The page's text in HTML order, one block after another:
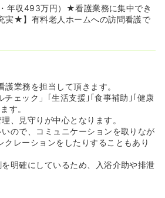
心です♪
魅力が盛り沢山です》
確に分けており、看護師さんにとっ
境です。
た同社だからこそ、ご利用者様やご
介護業界内でも随一の丁寧さです。
とりもスムーズであり、社内外に対
ュ二ケーションが取れる環境といえ
制が充実しています。
康管理は、関連会社である医療法人
、月2回の訪問診療と24時間緊急対
契約をしております。そのほかに
ご利用者様に届けていただけるの
年収493万円）★看護業務に集中でき
実★】有料老人ホームへの訪問看護で
業務を担当して頂きます。
チェック」｢生活支援｣｢食事補助｣｢健康
す。
、見守りが中心となります。
ので、コミュニケーションを取りなが
クレーションをしたりすることもあり
明確にしているため、入浴介助や排泄